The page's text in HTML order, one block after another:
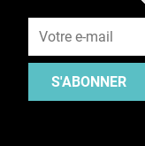
S'ABONNER